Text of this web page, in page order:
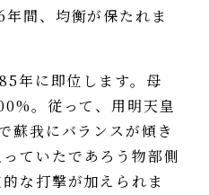
間、均衡が保たれま
年に即位します。母
。従って、用明天皇
蘇我にバランスが傾き
ていたであろう物部側
な打撃が加えられま